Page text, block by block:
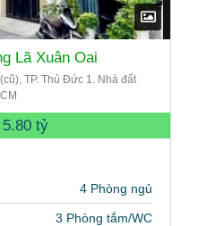
Lã Xuân Oai
TP. Thủ Đức 1. Nhà đất
5.80 tỷ
4 Phòng ngủ
3 Phòng tắm/WC